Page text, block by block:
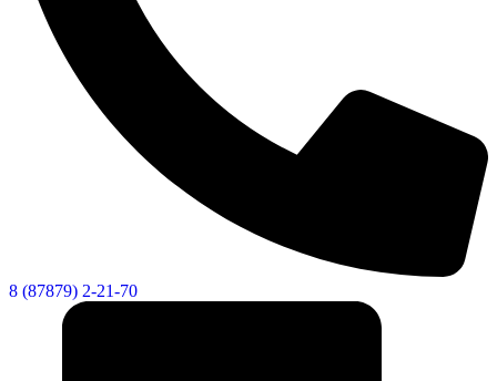
8 (87879) 2-21-70